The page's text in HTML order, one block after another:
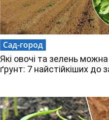
Сад-город
Які овочі та зелень
ґрунт: 7 найстійкіших до